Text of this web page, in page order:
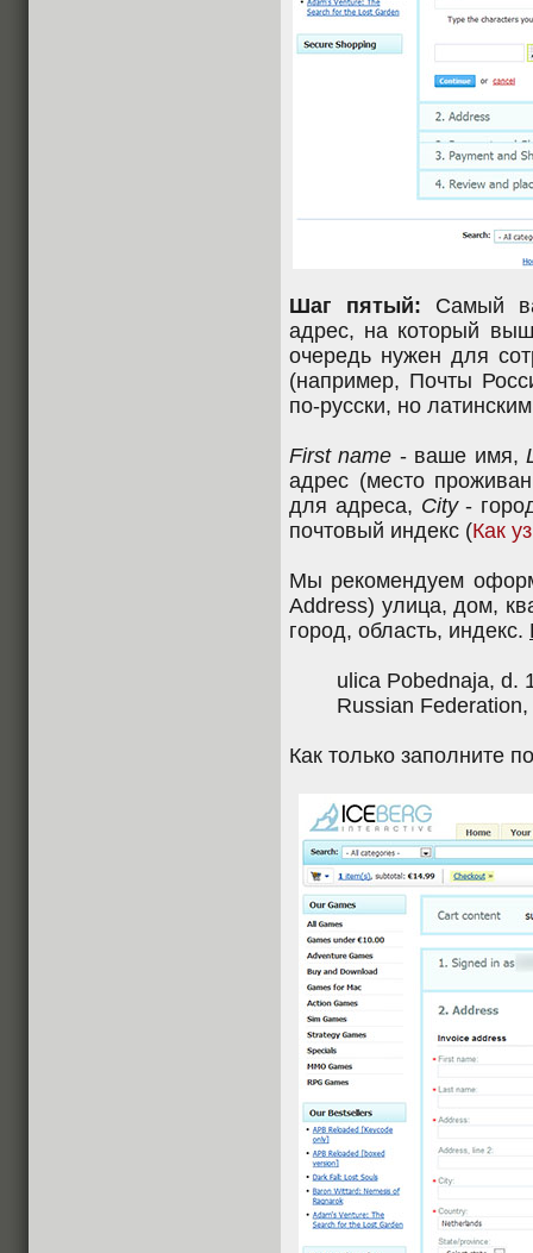
Шаг пятый: Самый
адрес, на который
очередь нужен для
(например, Почты
по-русски, но
First name - ваше имя,
адрес (место
для адреса, City-
почтовый индекс (Как
Мы рекомендуем
Address) улица, дом,
город, область, индекс.
ulica Pobednaja, d.
Russian
Как только заполните